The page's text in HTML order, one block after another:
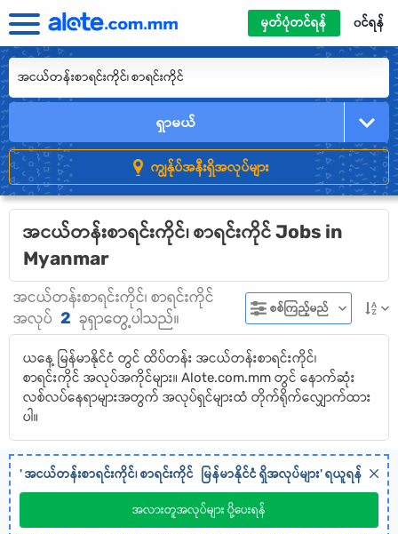
မှတ်ပုံတင်ရန် ၀င်ရန်
ရှာမယ်
ကျွန်ုပ်အနီးရှိအလုပ်များ
အငယ်တန်းစာရင်းကိုင်၊ စာရင်းကိုင် Jobs in
Myanmar
အငယ်တန်းစာရင်းကိုင်၊ စာရင်းကိုင်
အလုပ် 2 ခုရှာတွေ့ပါသည်။
စစ်ကြည့်မည်
ယနေ့ မြန်မာနိုင်ငံ တွင် ထိပ်တန်း အငယ်တန်းစာရင်းကိုင်၊
စာရင်းကိုင် အလုပ်အကိုင်များ။ Alote.com.mm တွင် နောက်ဆုံး
လစ်လပ်နေရာများအတွက် အလုပ်ရှင်များထံ တိုက်ရိုက်လျှောက်ထား
ပါ။
'အငယ်တန်းစာရင်းကိုင်၊ စာရင်းကိုင် မြန်မာနိုင်ငံရှိအလုပ်များ' ရယူရန်
အလားတူအလုပ်များ ပို့ပေးရန်